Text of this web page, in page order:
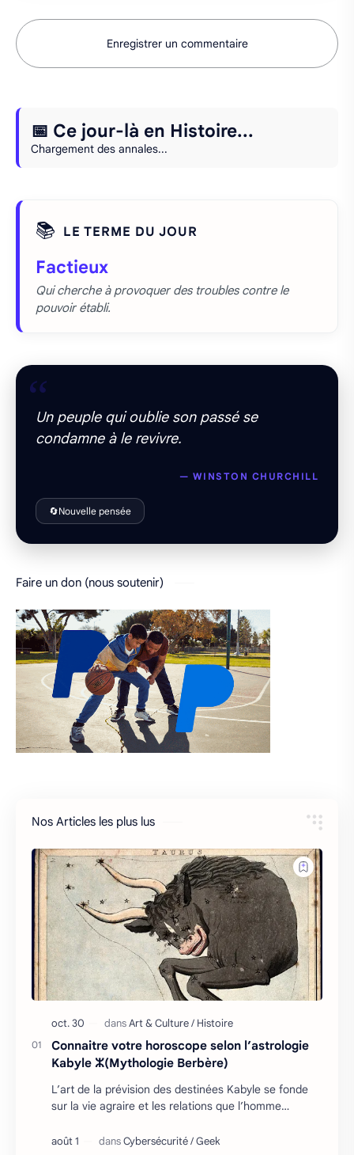
Enregistrer un commentaire
📅 Ce jour-là en Histoire...
Chargement des annales...
📚 LE TERME DU JOUR
Factieux
Qui cherche à provoquer des troubles contre le
pouvoir établi.
“Un peuple qui oublie son passé se
condamne à le revivre.
— WINSTON CHURCHILL
🔄Nouvelle pensée
Faire un don (nous soutenir)
Nos Articles les plus lus
Connaitre votre horoscope selon l’astrologie
Kabyle ⵣ(Mythologie Berbère)
L’art de la prévision des destinées Kabyle se fonde
sur la vie agraire et les relations que l’homme